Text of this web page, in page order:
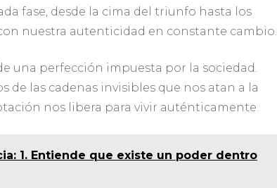
fase, desde la cima del triunfo hasta los
nuestra autenticidad en constante cambio.
una perfección impuesta por la sociedad.
de las cadenas invisibles que nos atan a la
nos libera para vivir auténticamente.
1. Entiende que existe un poder dentro